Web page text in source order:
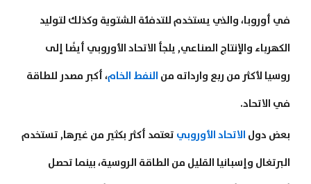
في أوروبا، والذي يستخدم للتدفئة الشتوية وكذلك لتوليد
الكهرباء والإنتاج الصناعي, يلجأ الاتحاد الأوروبي أيضًا إلى
روسيا لأكثر من ربع وارداته من النفط الخام، أكبر مصدر للطاقة
في الاتحاد.
بعض دول الاتحاد الأوروبي تعتمد أكثر بكثير من غيرها, تستخدم
البرتغال وإسبانيا القليل من الطاقة الروسية، بينما تحصل